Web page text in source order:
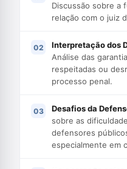
Discussão sobre a
relação com o juiz
Interpretação dos
Análise das
respeitadas ou
processo penal.
Desafios da
sobre as
defensores
especialmente em